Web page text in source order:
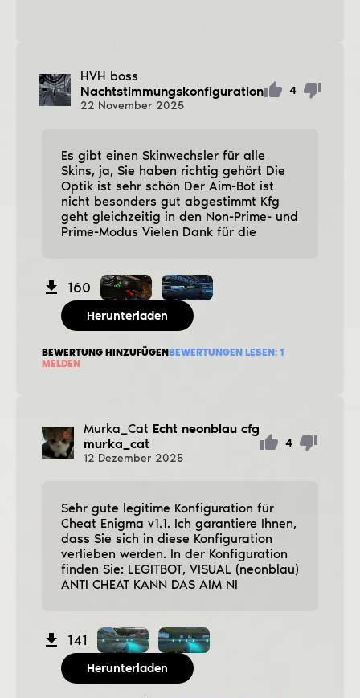
HVH boss
Nachtstimmungskonfiguration
22 November 2025
4
Es gibt einen Skinwechsler für alle
Skins, ja, Sie haben richtig gehört Die
Optik ist sehr schön Der Aim-Bot ist
nicht besonders gut abgestimmt Kfg
geht gleichzeitig in den Non-Prime- und
Prime-Modus Vielen Dank für die
160
Herunterladen
BEWERTUNG HINZUFÜGENBEWERTUNGEN LESEN: 1
MELDEN
Murka_Cat Echt neonblau cfg
murka_cat
12 Dezember 2025
4
Sehr gute legitime Konfiguration für
Cheat Enigma v1.1. Ich garantiere Ihnen,
dass Sie sich in diese Konfiguration
verlieben werden. In der Konfiguration
finden Sie: LEGITBOT, VISUAL (neonblau)
ANTI CHEAT KANN DAS AIM NI
141
Herunterladen